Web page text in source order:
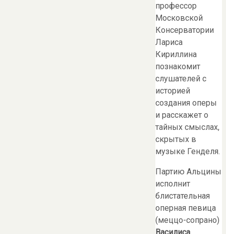
профессор
Московской
Консерватории
Лариса
Кириллина
познакомит
слушателей с
историей
создания оперы
и расскажет о
тайных смыслах,
скрытых в
музыке Генделя.
Партию Альцины
исполнит
блистательная
оперная певица
(меццо-сопрано)